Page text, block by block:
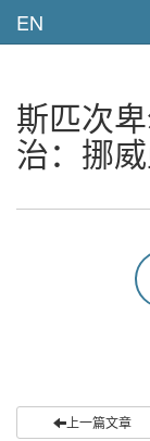
EN
斯匹次
治：挪
上一篇文章